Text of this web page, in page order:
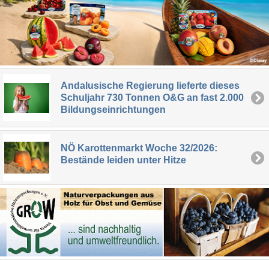
Andalusische Regierung lieferte dieses
Schuljahr 730 Tonnen O&G an fast 2.000
Bildungseinrichtungen
NÖ Karottenmarkt Woche 32/2026:
Bestände leiden unter Hitze